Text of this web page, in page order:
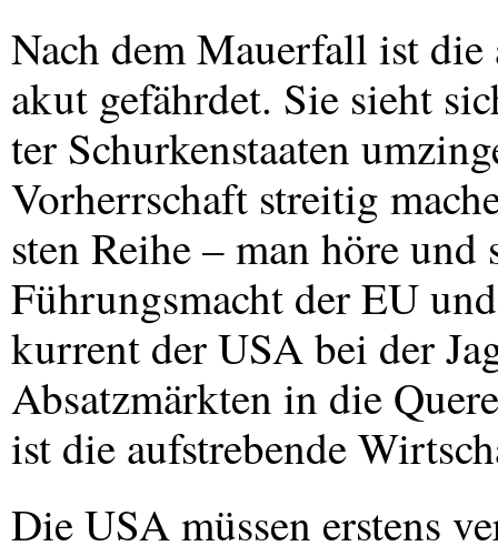
Nach dem Mauerfall ist
akut gefährdet. Sie sieht
ter Schurkenstaaten
Vorherrschaft streitig
sten Reihe – man höre und
Führungsmacht der EU
kurrent derUSAbei der
Absatzmärkten in die
ist die aufstrebende
DieUSAmüssen erstens